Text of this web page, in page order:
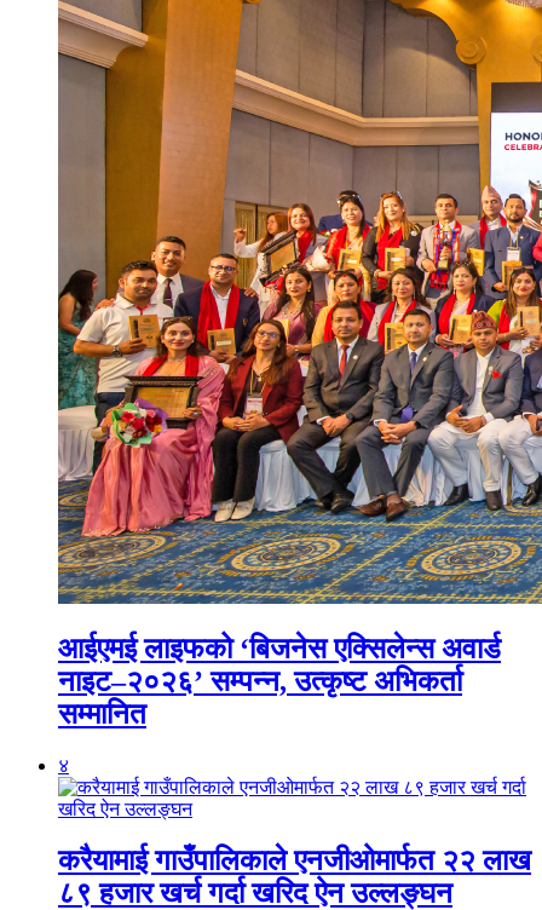
आईएमई लाइफको ‘बिजनेस एक्सिलेन्स अवार्ड
नाइट–२०२६’ सम्पन्न, उत्कृष्ट अभिकर्ता
सम्मानित
४
करैयामाई गाउँपालिकाले एनजीओमार्फत २२ लाख
८९ हजार खर्च गर्दा खरिद ऐन उल्लङ्घन